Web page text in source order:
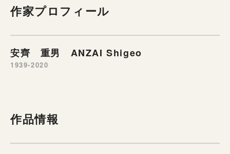
作家プロフィール
安齊 重男 ANZAI Shigeo
1939-2020
作品情報